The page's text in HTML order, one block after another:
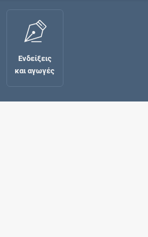
Ενδείξεις
και αγωγές